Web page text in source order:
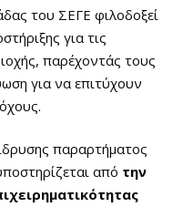
του ΣΕΓΕ φιλοδοξεί
για τις
παρέχοντάς τους
για να επιτύχουν
παραρτήματος
από την